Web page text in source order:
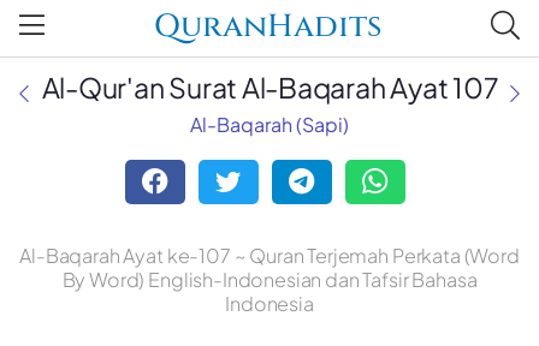
QuranHadits
Al-Qur'an Surat Al-Baqarah Ayat 107
Al-Baqarah (Sapi)
Al-Baqarah Ayat ke-107 ~ Quran Terjemah Perkata (Word
By Word) English-Indonesian dan Tafsir Bahasa
Indonesia